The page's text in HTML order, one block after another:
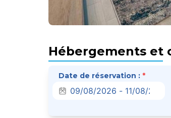
Hébergements et
Date de réservation : *